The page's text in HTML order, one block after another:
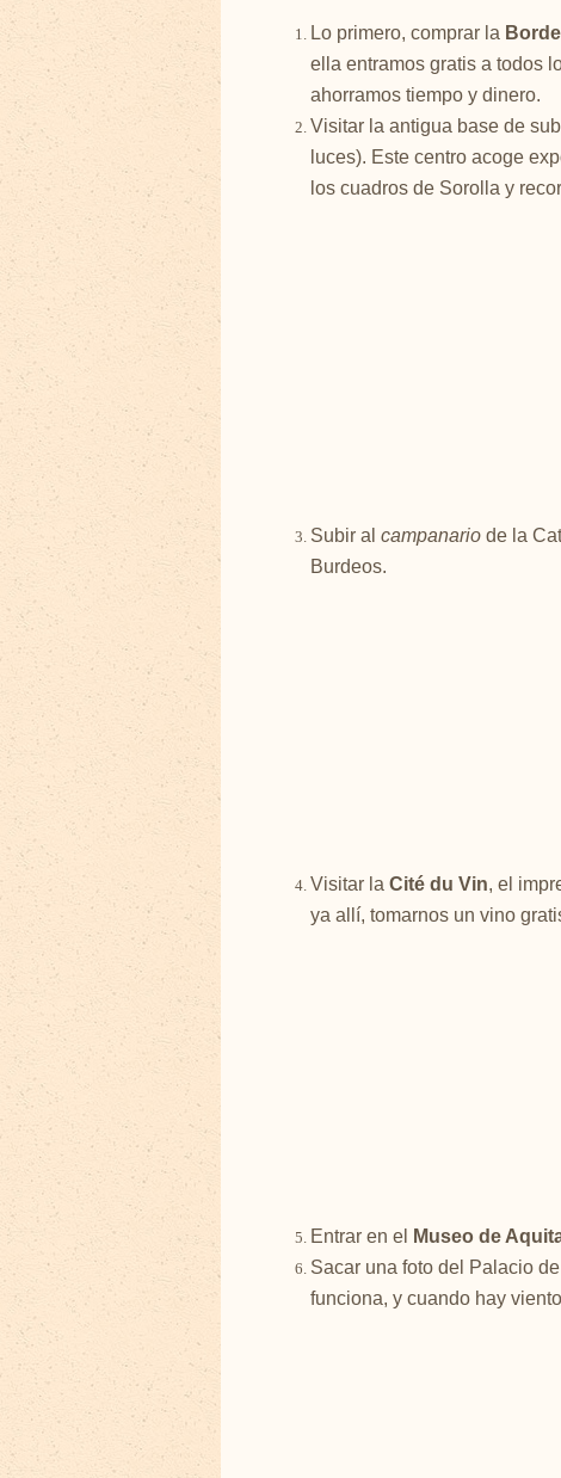
Lo primero, comprar la
ella entramos gratis a todos
ahorramos tiempo y dinero.
Visitar la antigua base de
luces). Este centro acoge
los cuadros de Sorolla y
Subir al campanariode la
Burdeos.
Visitar la Cité du Vin, el
ya allí, tomarnos un vino
Entrar en el Museo de
Sacar una foto del Palacio
funciona, y cuando hay